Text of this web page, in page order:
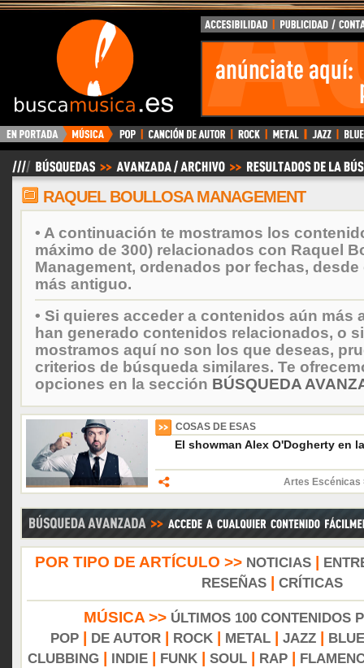
BuscaMusica.es
RAQUEL BOULLOSA MANAGEMENT
• A continuación te mostramos los
máximo de 300) relacionados con Raquel
Management, ordenados por fechas, desde
más antiguo.
• Si quieres acceder a contenidos aún más
han generado contenidos relacionados, o
mostramos aquí no son los que deseas,
criterios de búsqueda similares. Te
opciones en la sección BÚSQUEDA
COSAS DE ESAS
El showman Alex O'Dogherty en
Artes Escénicas
POR TIPO DE ARTÍCULO >> NOTICIAS|
RESEÑAS| CRÍTICAS
MÚSICA >> ÚLTIMOS 100 CONTENIDOS
POP
DE AUTOR ROCK METAL JAZZ
CLUBBING
INDIE FUNK SOUL RAP